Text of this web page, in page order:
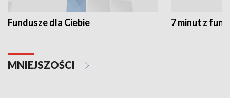
Fundusze dla Ciebie 7 minut z
MNIEJSZOŚCI